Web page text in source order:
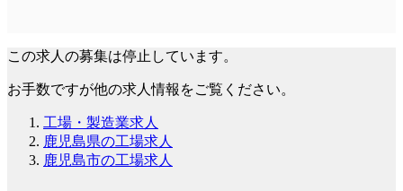
この求人の募集は停止しています。
お手数ですが他の求人情報をご覧ください。
工場・製造業求人
鹿児島県の工場求人
鹿児島市の工場求人